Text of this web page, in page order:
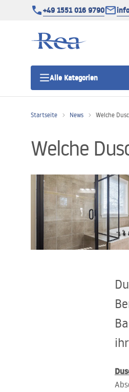
+49 1551 016 9790
Alle Kategorien
Duschtüren
Duschwannen
Duschrinnen
Toiletten
Startseite News Welche
Welche